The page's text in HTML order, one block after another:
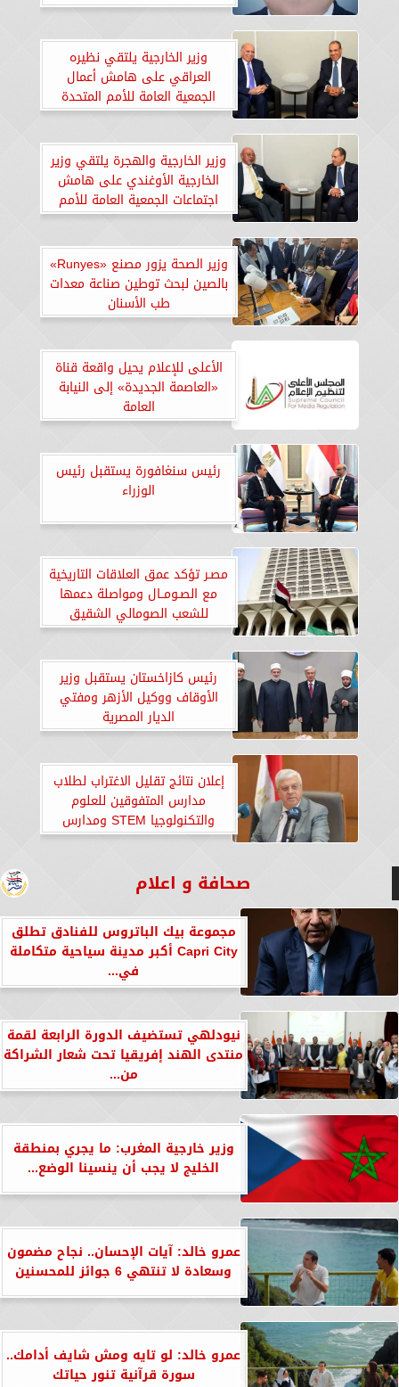
وزير الخارجية يلتقي نظيره
العراقي على هامش أعمال
الجمعية العامة للأمم المتحدة
وزير الخارجية والهجرة يلتقي وزير
الخارجية الأوغندي على هامش
اجتماعات الجمعية العامة للأمم
المتحدة
وزير الصحة يزور مصنع «Runyes»
بالصين لبحث توطين صناعة معدات
طب الأسنان
الأعلى للإعلام يحيل واقعة قناة
«العاصمة الجديدة» إلى النيابة
العامة
رئيس سنغافورة يستقبل رئيس
الوزراء
مصـر تؤكد عمق العلاقات التاريخية
مع الصـومــال ومواصلة دعمها
للشعب الصومالي الشقيق
رئيس كازاخستان يستقبل وزير
الأوقاف ووكيل الأزهر ومفتي
الديار المصرية
إعلان نتائج تقليل الاغتراب لطلاب
مدارس المتفوقين للعلوم
والتكنولوجيا STEM ومدارس
النيل الثانوية الدولية
صحافة و اعلام
مجموعة بيك الباتروس للفنادق تطلق
Capri City أكبر مدينة سياحية متكاملة
في...
نيودلهي تستضيف الدورة الرابعة لقمة
منتدى الهند إفريقيا تحت شعار الشراكة
من...
وزير خارجية المغرب: ما يجري بمنطقة
الخليج لا يجب أن ينسينا الوضع...
عمرو خالد: آيات الإحسان.. نجاح مضمون
وسعادة لا تنتهي 6 جوائز للمحسنين
عمرو خالد: لو تايه ومش شايف أدامك..
سورة قرآنية تنور حياتك